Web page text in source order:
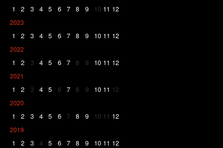
1 2 3 4 5 6 7 8 9 10 11 12
2023
1 2 3 4 5 6 7 8 9 10 11 12
2022
1 2 3 4 5 6 7 8 9 10 11 12
2021
1 2 3 4 5 6 7 8 9 10 11 12
2020
1 2 3 4 5 6 7 8 9 10 11 12
2019
1 2 3 4 5 6 7 8 9 10 11 12